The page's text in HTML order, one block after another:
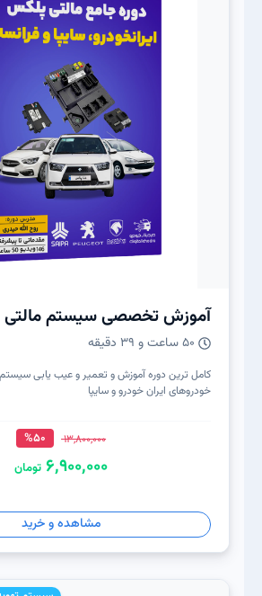
آموزش تخصصی سیستم
50 ساعت و 39 دقیقه
کامل ترین دوره آموزش و تعمیر و عیب یابی سیستم
خودروهای ایران خودرو و سایپا
13,800,000
%50
6,900,000 تومان
مشاهده و خرید